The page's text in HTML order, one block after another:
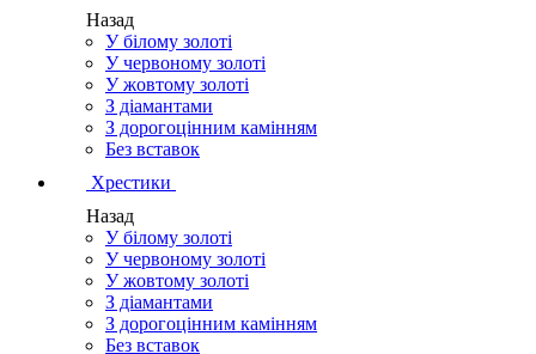
Назад
У білому золоті
У червоному золоті
У жовтому золоті
З діамантами
З дорогоцінним камінням
Без вставок
Хрестики
Назад
У білому золоті
У червоному золоті
У жовтому золоті
З діамантами
З дорогоцінним камінням
Без вставок